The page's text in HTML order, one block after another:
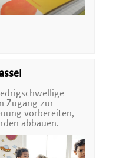
Zugang zur
vorbereiten,
abbauen.